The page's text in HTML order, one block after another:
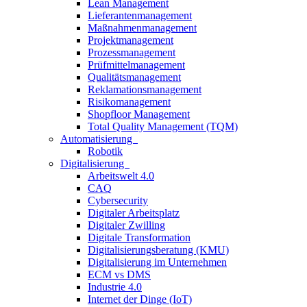
Lean Management
Lieferantenmanagement
Maßnahmenmanagement
Projektmanagement
Prozessmanagement
Prüfmittelmanagement
Qualitätsmanagement
Reklamationsmanagement
Risikomanagement
Shopfloor Management
Total Quality Management (TQM)
Automatisierung
Robotik
Digitalisierung
Arbeitswelt 4.0
CAQ
Cybersecurity
Digitaler Arbeitsplatz
Digitaler Zwilling
Digitale Transformation
Digitalisierungsberatung (KMU)
Digitalisierung im Unternehmen
ECM vs DMS
Industrie 4.0
Internet der Dinge (IoT)